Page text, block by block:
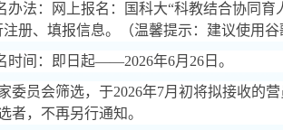
办法：网上报名：国科大“科教结合协同育
注册、填报信息。（温馨提示：建议使用谷
时间：即日起——2026年6月 26 日。
委员会筛选，于2026年7月初将拟接收的
者，不再另行通知。